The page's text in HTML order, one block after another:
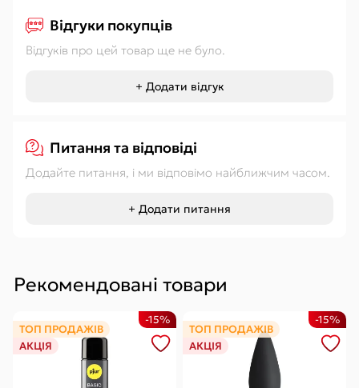
Відгуки покупців
Відгуків про цей товар ще не було.
+ Додати відгук
Питання та відповіді
Додайте питання, і ми відповімо найближчим часом.
+ Додати питання
Рекомендовані товари
ТОП ПРОДАЖІВ
АКЦІЯ
-15%
ТОП ПРОДАЖІВ
АКЦІЯ
-15%